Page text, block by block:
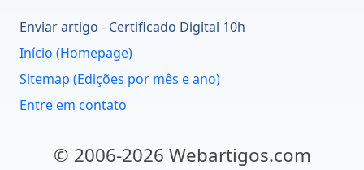
Enviar artigo - Certificado Digital 10h
Início (Homepage)
Sitemap (Edições por mês e ano)
Entre em contato
© 2006-2026 Webartigos.com